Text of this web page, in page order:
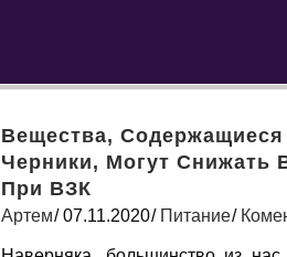
Вещества,
Черники, Могут Снижать
При ВЗК
Артем 07.11.2020 Питание